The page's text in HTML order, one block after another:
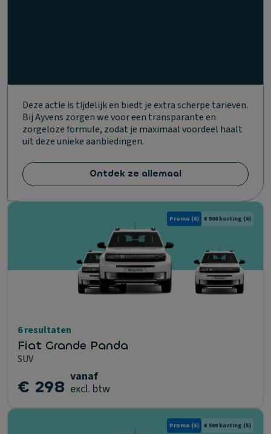
Deze actie is tijdelijk en biedt je extra scherpe tarieven.
Bij Ayvens zorgen we voor een transparante en
zorgeloze formule, zodat je maximaal voordeel haalt
uit deze unieke aanbiedingen.
Ontdek ze allemaal
Promo (6) € 500 korting (6)
6 resultaten
Fiat Grande Panda
SUV
€ 298 vanaf
excl. btw
Promo (5) € 500 korting (5)